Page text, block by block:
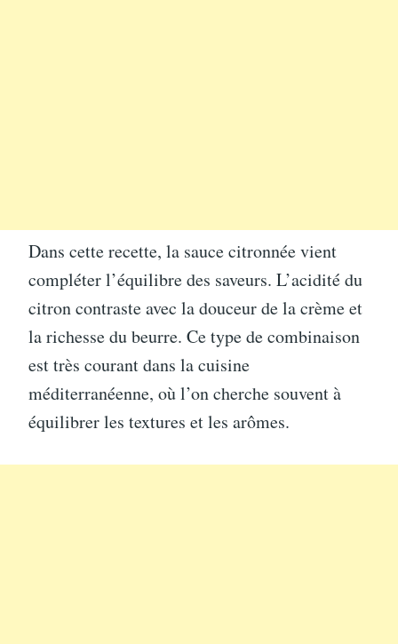
Dans cette recette, la sauce citronnée vient
compléter l’équilibre des saveurs. L’acidité du
citron contraste avec la douceur de la crème et
la richesse du beurre. Ce type de combinaison
est très courant dans la cuisine
méditerranéenne, où l’on cherche souvent à
équilibrer les textures et les arômes.